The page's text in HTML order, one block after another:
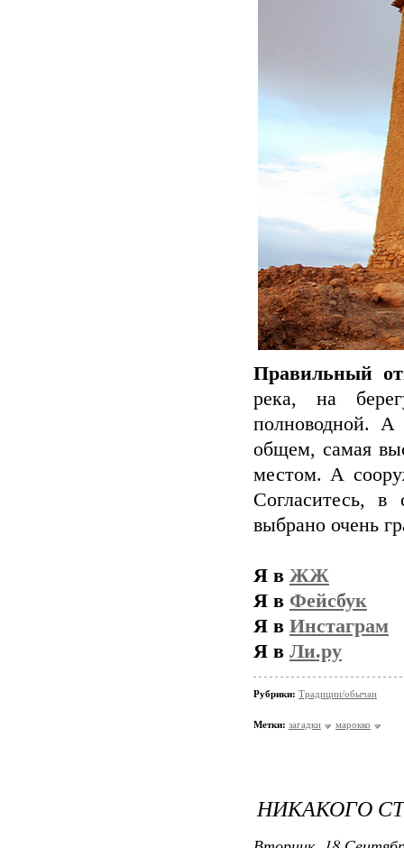
Правильный
река, на
полноводной.
общем, самая
местом. А
Согласитесь,
выбрано очень
Я в ЖЖ
Я в Фейсбук
Я в Инстаграм
Я в Ли.ру
Рубрики: Традиции/обычаи
Метки: загадки марокко
НИКАКОГО